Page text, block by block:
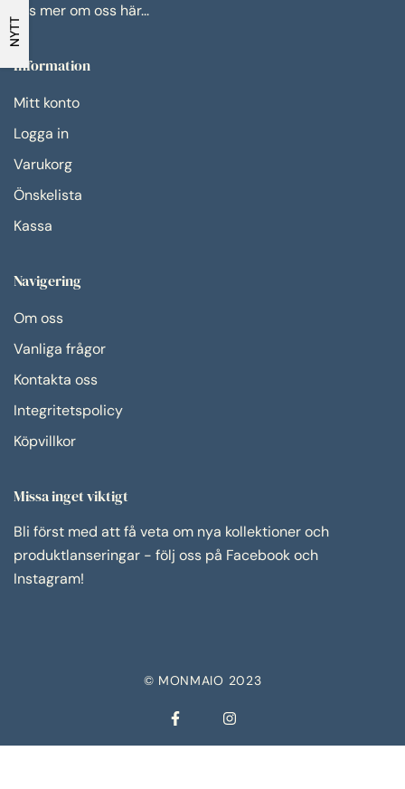
NYTT
Läs mer om oss här...
Information
Mitt konto
Logga in
Varukorg
Önskelista
Kassa
Navigering
Om oss
Vanliga frågor
Kontakta oss
Integritetspolicy
Köpvillkor
Missa inget viktigt
Bli först med att få veta om nya kollektioner och
produktlanseringar - följ oss på Facebook och
Instagram!
© MONMAIO 2023